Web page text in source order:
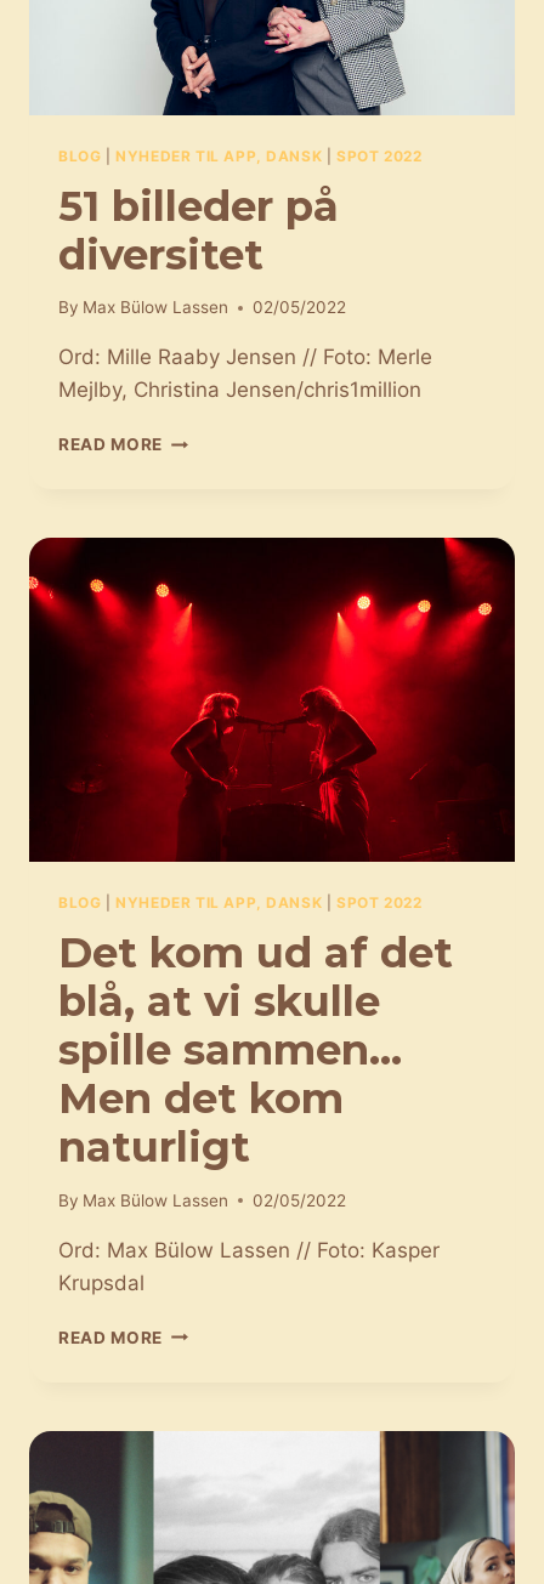
BLOG |NYHEDER TIL APP, DANSK |SPOT 2022
51 billeder på
diversitet
By Max Bülow Lassen 02/05/2022
Ord: Mille Raaby Jensen // Foto: Merle
Mejlby, Christina Jensen/chris1million
READ MORE 51
BLOG |NYHEDER TIL APP, DANSK |SPOT 2022
Det kom ud af det
blå, at vi skulle
spille sammen…
Men det kom
naturligt
By Max Bülow Lassen 02/05/2022
Ord: Max Bülow Lassen // Foto: Kasper
Krupsdal
READ MORE DET
DET
AT
SPILLE